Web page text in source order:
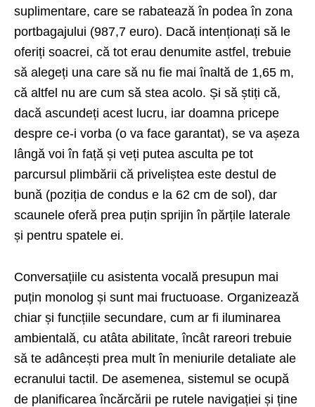
suplimentare, care se rabatează în podea în zona
portbagajului (987,7 euro). Dacă intenționați să le
oferiți soacrei, că tot erau denumite astfel, trebuie
să alegeți una care să nu fie mai înaltă de 1,65 m,
că altfel nu are cum să stea acolo. Și să știți că,
dacă ascundeți acest lucru, iar doamna pricepe
despre ce-i vorba (o va face garantat), se va așeza
lângă voi în față și veți putea asculta pe tot
parcursul plimbării că priveliștea este destul de
bună (poziția de condus e la 62 cm de sol), dar
scaunele oferă prea puțin sprijin în părțile laterale
și pentru spatele ei.
Conversațiile cu asistenta vocală presupun mai
puțin monolog și sunt mai fructuoase. Organizează
chiar și funcțiile secundare, cum ar fi iluminarea
ambientală, cu atâta abilitate, încât rareori trebuie
să te adâncești prea mult în meniurile detaliate ale
ecranului tactil. De asemenea, sistemul se ocupă
de planificarea încărcării pe rutele navigației și ține